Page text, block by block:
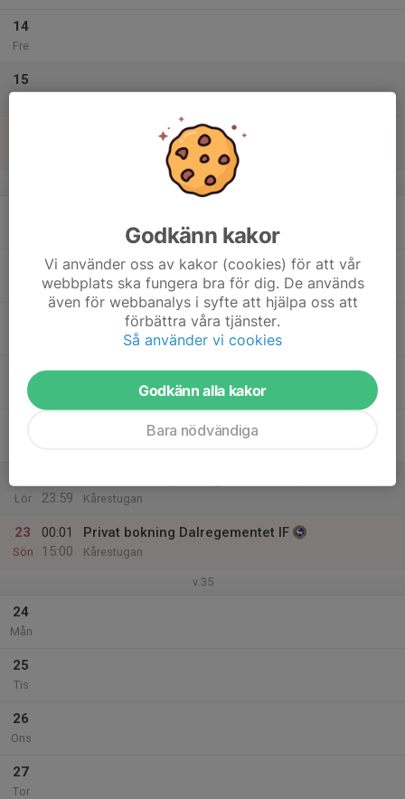
14
Fre
15
v.34
Kårestugan
Tor
Privat bokning Dalregementet IF
Lör
23:59
Kårestugan
23
Sön
00:01
15:00
Privat bokning Dalregementet IF
Kårestugan
v.35
24
Mån
25
Tis
26
Ons
27
Tor
Godkänn kakor
Vi använder oss av kakor (cookies) för att vår
webbplats ska fungera bra för dig. De används
även för webbanalys i syfte att hjälpa oss att
förbättra våra tjänster.
Så använder vi cookies
Godkänn alla kakor
Bara nödvändiga